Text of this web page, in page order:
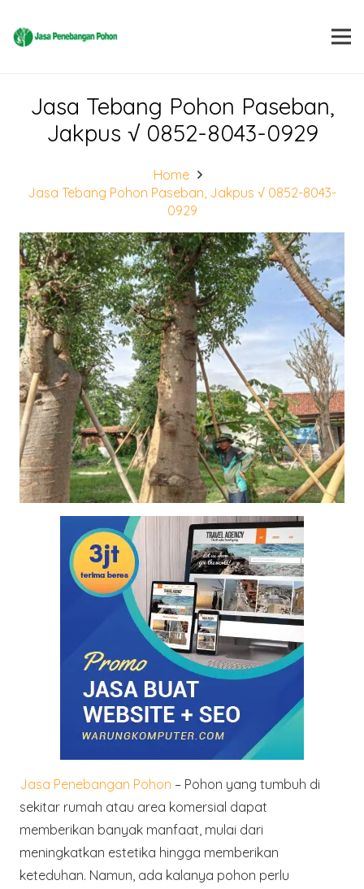
Jasa Tebang Pohon Paseban,
Jakpus √ 0852-8043-0929
Home
Jasa Tebang Pohon Paseban, Jakpus √ 0852-8043-
0929
Jasa Penebangan Pohon – Pohon yang tumbuh di
sekitar rumah atau area komersial dapat
memberikan banyak manfaat, mulai dari
meningkatkan estetika hingga memberikan
keteduhan. Namun, ada kalanya pohon perlu